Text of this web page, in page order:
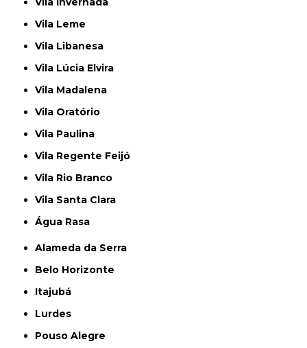
Vila Leme
Vila Libanesa
Vila Lúcia Elvira
Vila Madalena
Vila Oratório
Vila Paulina
Vila Regente Feijó
Vila Rio Branco
Vila Santa Clara
Água Rasa
Alameda da Serra
Belo Horizonte
Itajubá
Lurdes
Pouso Alegre